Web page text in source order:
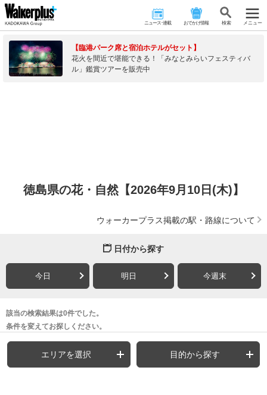
ニュース･連載 おでかけ情報 検 索 メニュー
【臨港パーク席と宿泊ホテルがセット】
花火を間近で堪能できる！「みなとみらいフェスティバ
ル」鑑賞ツアーを販売中
徳島県の花・自然【2026年9月10日(木)】
ウォーカープラス掲載の駅・路線について
日付から探す
今日 明日 今週末
該当の検索結果は0件でした。
条件を変えてお探しください。
エリアを選択 目的から探す